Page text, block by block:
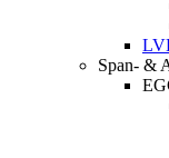
Span- &